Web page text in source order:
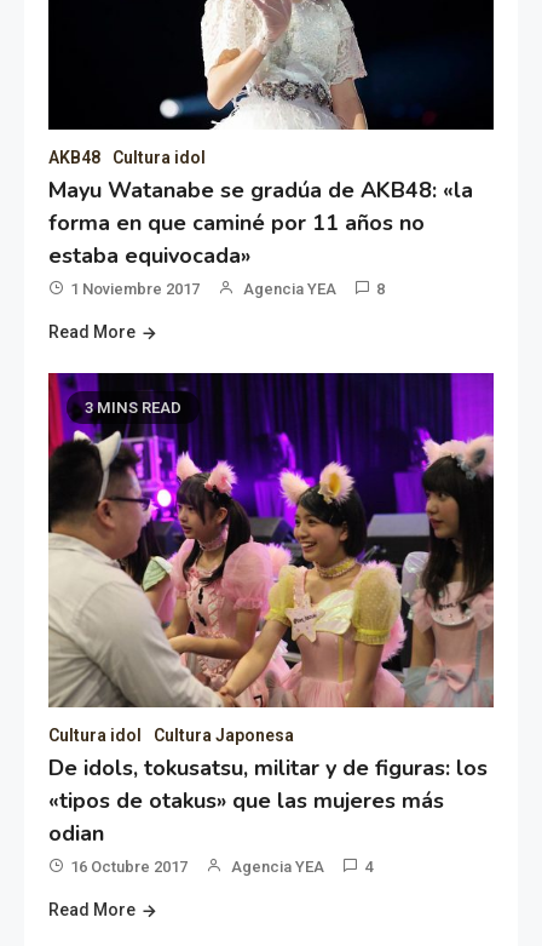
AKB48 Cultura idol
Mayu Watanabe se gradúa de AKB48: «la
forma en que caminé por 11 años no
estaba equivocada»
1 Noviembre 2017 Agencia YEA 8
Read More
3 MINS READ
Cultura idol Cultura Japonesa
De idols, tokusatsu, militar y de figuras: los
«tipos de otakus» que las mujeres más
odian
16 Octubre 2017 Agencia YEA 4
Read More